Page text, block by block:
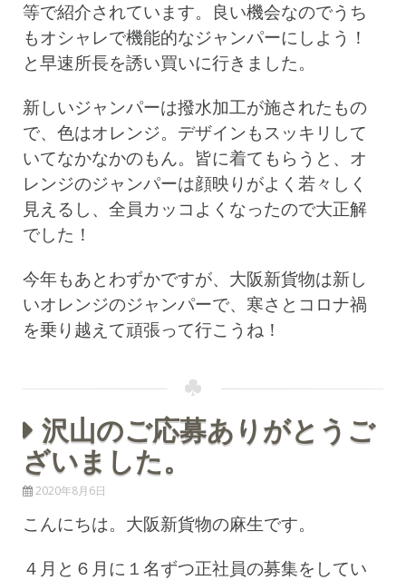
等で紹介されています。良い機会なのでうち
もオシャレで機能的なジャンパーにしよう！
と早速所長を誘い買いに行きました。
新しいジャンパーは撥水加工が施されたもの
で、色はオレンジ。デザインもスッキリして
いてなかなかのもん。皆に着てもらうと、オ
レンジのジャンパーは顔映りがよく若々しく
見えるし、全員カッコよくなったので大正解
でした！
今年もあとわずかですが、大阪新貨物は新し
いオレンジのジャンパーで、寒さとコロナ禍
を乗り越えて頑張って行こうね！
沢山のご応募ありがとうご
ざいました。
2020年8月6日
こんにちは。大阪新貨物の麻生です。
４月と６月に１名ずつ正社員の募集をしてい